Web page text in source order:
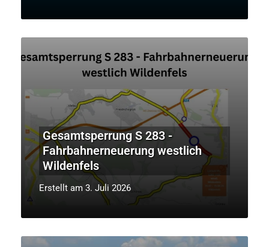
Gesamtsperrung S 283 -
Fahrbahnerneuerung westlich
Wildenfels
Erstellt am 3. Juli 2026